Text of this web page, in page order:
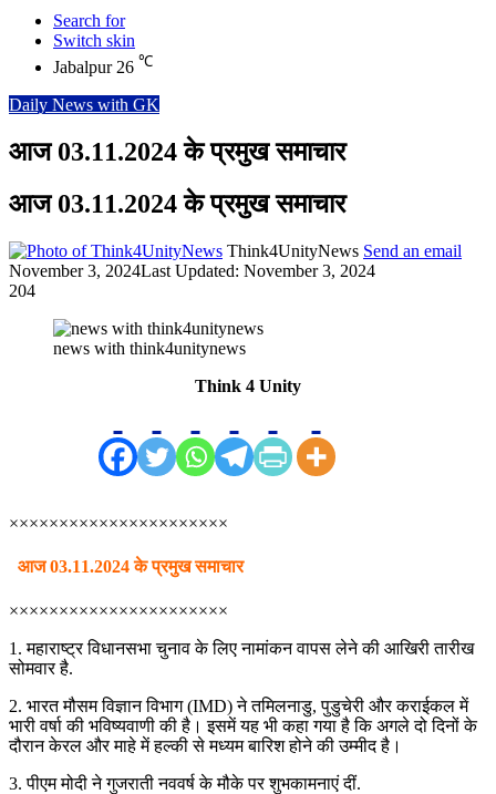
Search for
Switch skin
Jabalpur 26 ℃
Daily News with GK
आज 03.11.2024 के प्रमुख समाचार
आज 03.11.2024 के प्रमुख समाचार
Think4UnityNews Send an email
November 3, 2024Last Updated: November 3, 2024
204
news with think4unitynews
Think 4 Unity
××××××××××××××××××××××
आज 03.11.2024 के प्रमुख समाचार
××××××××××××××××××××××
1. महाराष्ट्र विधानसभा चुनाव के लिए नामांकन वापस लेने की आखिरी तारीख
सोमवार है.
2. भारत मौसम विज्ञान विभाग (IMD) ने तमिलनाडु, पुडुचेरी और कराईकल में
भारी वर्षा की भविष्यवाणी की है। इसमें यह भी कहा गया है कि अगले दो दिनों के
दौरान केरल और माहे में हल्की से मध्यम बारिश होने की उम्मीद है।
3. पीएम मोदी ने गुजराती नववर्ष के मौके पर शुभकामनाएं दीं.